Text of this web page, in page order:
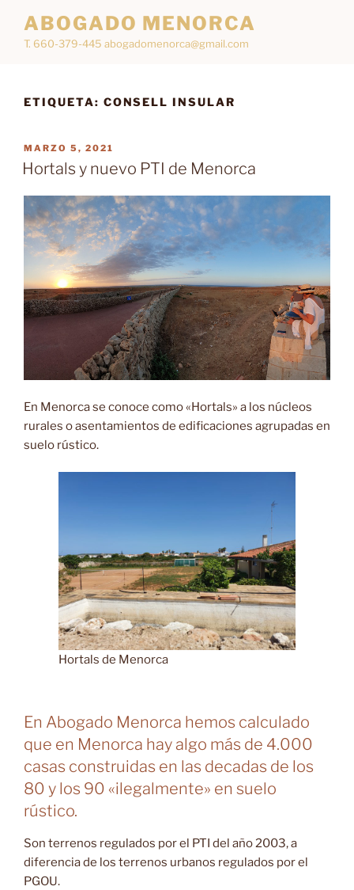
contenido
ABOGADO MENORCA
T. 660-379-445 abogadomenorca@gmail.com
ETIQUETA: CONSELL INSULAR
PUBLICADO
EL
MARZO 5, 2021
Hortals y nuevo PTI de Menorca
En Menorca se conoce como «Hortals» a los núcleos
rurales o asentamientos de edificaciones agrupadas en
suelo rústico.
Hortals de Menorca
En Abogado Menorca hemos calculado
que en Menorca hay algo más de 4.000
casas construidas en las decadas de los
80 y los 90 «ilegalmente» en suelo
rústico.
Son terrenos regulados por el PTI del año 2003, a
diferencia de los terrenos urbanos regulados por el
PGOU.